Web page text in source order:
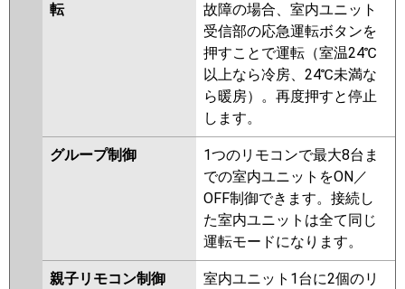
転
故障の場合、室内ユニット
受信部の応急運転ボタンを
押すことで運転（室温24℃
以上なら冷房、24℃未満な
ら暖房）。再度押すと停止
します。
グループ制御
1つのリモコンで最大8台ま
での室内ユニットをON／
OFF制御できます。接続し
た室内ユニットは全て同じ
運転モードになります。
親子リモコン制御
室内ユニット1台に2個のリ